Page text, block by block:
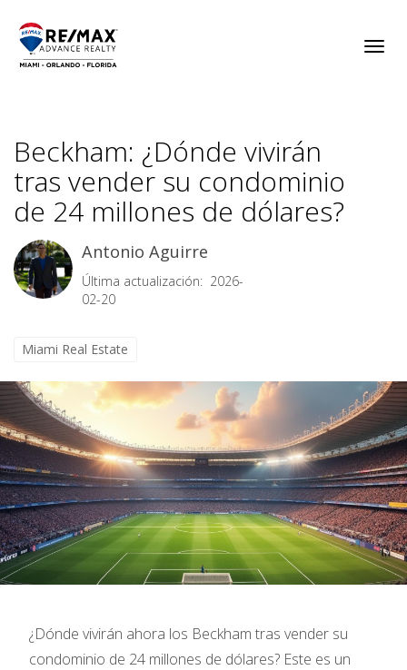
Beckham: ¿Dónde vivirán
tras vender su condominio
de 24 millones de dólares?
Antonio Aguirre
Última actualización: 2026-
02-20
Miami Real Estate
¿Dónde vivirán ahora los Beckham tras vender su
condominio de 24 millones de dólares? Este es un